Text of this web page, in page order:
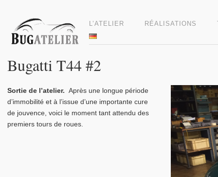
L’ATELIER RÉALISATIONS
Bugatti T44 #2
Sortie de l’atelier. Après une longue période
d’immobilité et à l’issue d’une importante cure
de jouvence, voici le moment tant attendu des
premiers tours de roues.
Video
Player